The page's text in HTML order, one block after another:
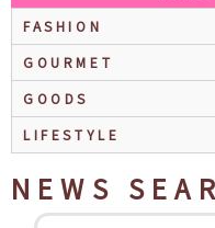
FASHION
GOURMET
GOODS
LIFESTYLE
NEWS